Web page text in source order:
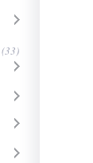
(33)